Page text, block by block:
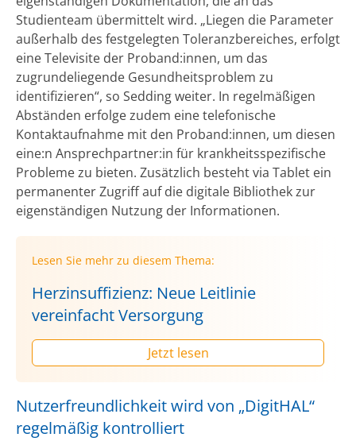
Studienteam übermittelt wird. „Liegen die Parameter
außerhalb des festgelegten Toleranzbereiches, erfolgt
eine Televisite der Proband:innen, um das
zugrundeliegende Gesundheitsproblem zu
identifizieren“, so Sedding weiter. In regelmäßigen
Abständen erfolge zudem eine telefonische
Kontaktaufnahme mit den Proband:innen, um diesen
eine:n Ansprechpartner:in für krankheitsspezifische
Probleme zu bieten. Zusätzlich besteht via Tablet ein
permanenter Zugriff auf die digitale Bibliothek zur
eigenständigen Nutzung der Informationen.
Lesen Sie mehr zu diesem Thema:
Herzinsuffizienz: Neue Leitlinie
vereinfacht Versorgung
Jetzt lesen
Nutzerfreundlichkeit wird von „DigitHAL“
regelmäßig kontrolliert